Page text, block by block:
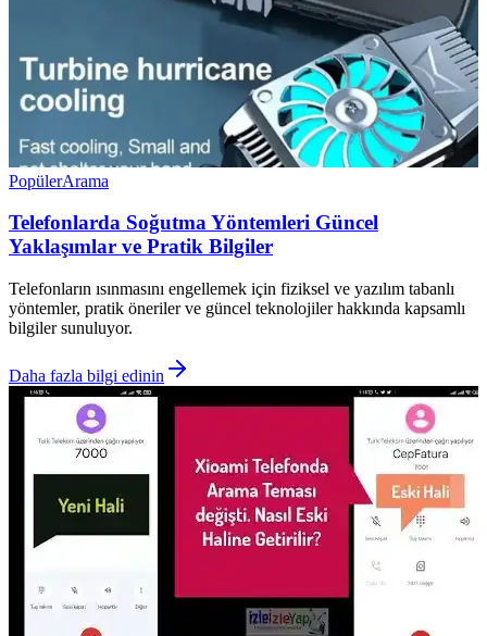
PopülerArama
Telefonlarda Soğutma Yöntemleri Güncel
Yaklaşımlar ve Pratik Bilgiler
Telefonların ısınmasını engellemek için fiziksel ve yazılım tabanlı
yöntemler, pratik öneriler ve güncel teknolojiler hakkında kapsamlı
bilgiler sunuluyor.
Daha fazla bilgi edinin